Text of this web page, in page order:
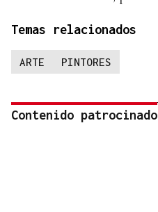
Temas relacionados
ARTE PINTORES
Contenido patrocinado